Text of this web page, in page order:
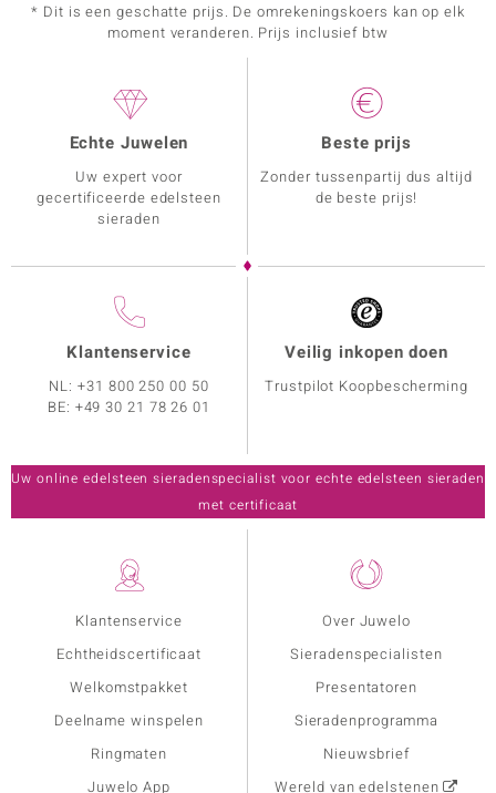
* Dit is een geschatte prijs. De omrekeningskoers kan op elk
moment veranderen. Prijs inclusief btw
Klantenservice
Echtheidscertificaat
Welkomstpakket
Deelname winspelen
Ringmaten
Juwelo App
Over Juwelo
Sieradenspecialisten
Presentatoren
Sieradenprogramma
Nieuwsbrief
Wereld van edelstenen
Echte Juwelen
Uw expert voor
gecertificeerde edelsteen
sieraden
Beste prijs
Zonder tussenpartij dus altijd
de beste prijs!
Klantenservice
NL:+31 800 250 00 50
BE: +49 30 21 78 26 01
Veilig inkopen doen
Trustpilot Koopbescherming
Uw online edelsteen sieradenspecialist voor echte edelsteen sieraden
met certificaat